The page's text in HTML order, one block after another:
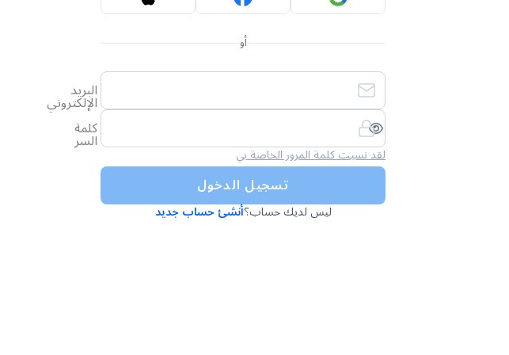
أو
البريد
الإلكتروني
كلمة
السر
لقد نسيت كلمة المرور الخاصة بي
تسجيل الدخول
ليس لديك حساب؟أنشئ حساب جديد